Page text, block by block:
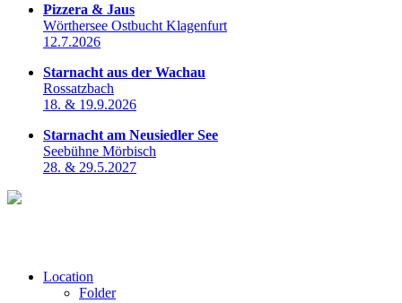
Pizzera & Jaus
Wörthersee Ostbucht Klagenfurt
12.7.2026
Starnacht aus der Wachau
Rossatzbach
18. & 19.9.2026
Starnacht am Neusiedler See
Seebühne Mörbisch
28. & 29.5.2027
Location
Folder